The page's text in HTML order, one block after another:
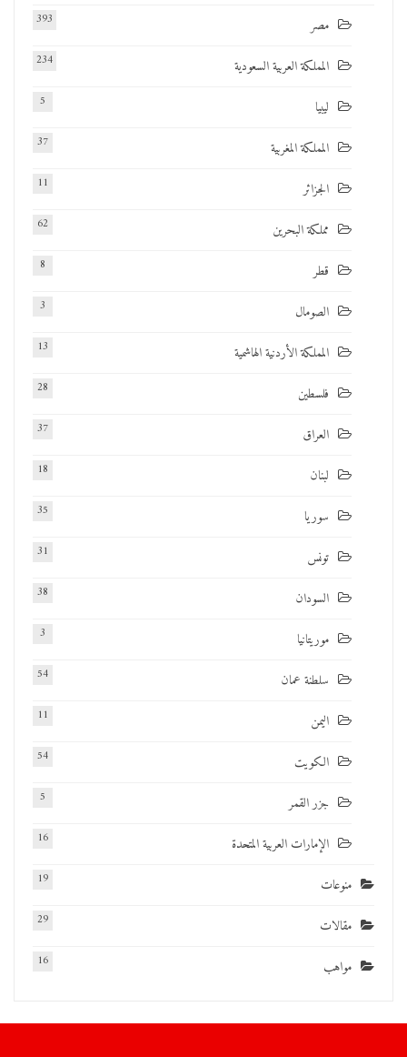
مصر 393
المملكة العربية السعودية 234
ليبيا 5
المملكة المغربية 37
الجزائر 11
مملكة البحرين 62
قطر 8
الصومال 3
المملكة الأردنية الهاشمية 13
فلسطين 28
العراق 37
لبنان 18
سوريا 35
تونس 31
السودان 38
موريتانيا 3
سلطنة عمان 54
اليمن 11
الكويت 54
جزر القمر 5
الإمارات العربية المتحدة 16
منوعات 19
مقالات 29
مواهب 16